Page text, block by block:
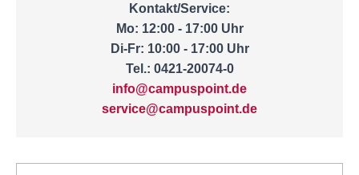
Kontakt/Service:
Mo: 12:00 - 17:00 Uhr
Di-Fr: 10:00 - 17:00 Uhr
Tel.: 0421-20074-0
info@campuspoint.de
service@campuspoint.de